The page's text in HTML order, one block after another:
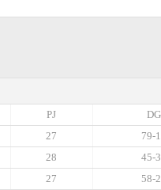
DG
PJ
79-
27
45-
28
58-
27